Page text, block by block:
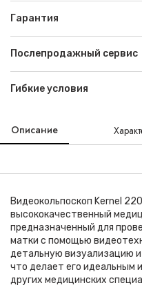
Гарантия
Послепродажный сервис
Гибкие условия
Описание
Видеокольпоскоп Kernel
высококачественный
предназначенный для
матки с помощью
детальную визуализацию
что делает его идеальным
других медицинских